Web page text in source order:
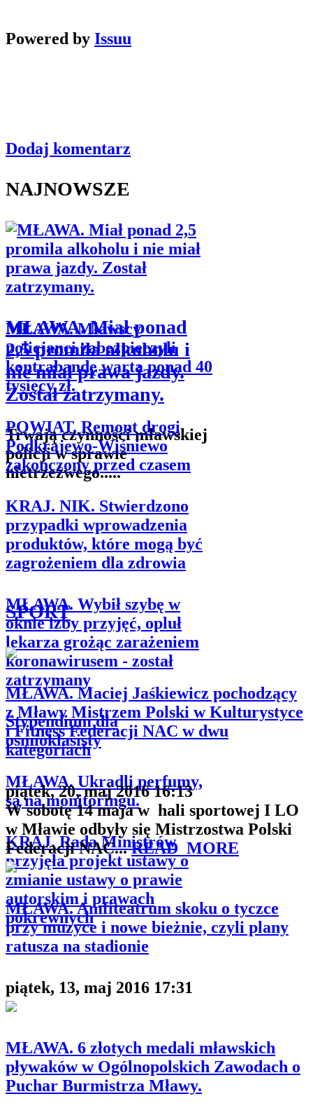
Powered by Issuu
Dodaj komentarz
NAJNOWSZE
MŁAWA. Miał ponad
2,5 promila alkoholu i
nie miał prawa jazdy.
Został zatrzymany.
Trwają czynności mławskiej
policji w sprawie
nietrzeźwego.....
MŁAWA. Mławscy
policjanci zabezpieczyli
kontrabandę warta ponad 40
tysięcy zł.
POWIAT. Remont drogi
Podkrajewo-Wiśniewo
zakończony przed czasem
KRAJ. NIK. Stwierdzono
przypadki wprowadzenia
produktów, które mogą być
zagrożeniem dla zdrowia
MŁAWA. Wybił szybę w
oknie izby przyjęć, opluł
lekarza grożąc zarażeniem
koronawirusem - został
zatrzymany
Stypendium dla
ośmioklasisty
MŁAWA. Ukradli perfumy,
są na monitoringu.
KRAJ. Rada Ministrów
przyjęła projekt ustawy o
zmianie ustawy o prawie
autorskim i prawach
pokrewnych
SPORT
MŁAWA. Maciej Jaśkiewicz pochodzący
z Mławy Mistrzem Polski w Kulturystyce
i Fitness Federacji NAC w dwu
kategoriach
piątek, 20, maj 2016 16:13
W sobotę 14 maja w hali sportowej I LO
w Mławie odbyły się Mistrzostwa Polski
Federacji NAC...READ_MORE
MŁAWA. Amfiteatrum skoku o tyczce
przy muzyce i nowe bieżnie, czyli plany
ratusza na stadionie
piątek, 13, maj 2016 17:31
MŁAWA. 6 złotych medali mławskich
pływaków w Ogólnopolskich Zawodach o
Puchar Burmistrza Mławy.